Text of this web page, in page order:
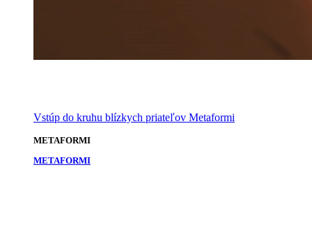
Vstúp do kruhu blízkych priateľov Metaformi
METAFORMI
METAFORMI